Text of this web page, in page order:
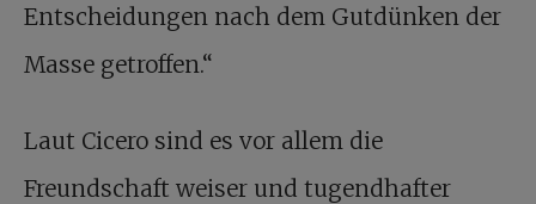
Entscheidungen nach dem Gutdünken der
Masse getroffen.“
Laut Cicero sind es vor allem die
Freundschaft weiser und tugendhafter